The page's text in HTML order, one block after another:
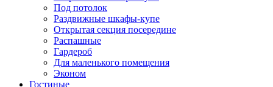
Под потолок
Раздвижные шкафы-купе
Открытая секция посередине
Распашные
Гардероб
Для маленького помещения
Эконом
Гостиные